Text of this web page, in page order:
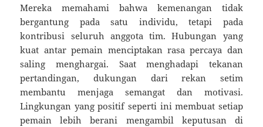
Mereka memahami bahwa kemenangan tidak
bergantung pada satu individu, tetapi pada
kontribusi seluruh anggota tim. Hubungan yang
kuat antar pemain menciptakan rasa percaya dan
saling menghargai. Saat menghadapi tekanan
pertandingan, dukungan dari rekan setim
membantu menjaga semangat dan motivasi.
Lingkungan yang positif seperti ini membuat setiap
pemain lebih berani mengambil keputusan di